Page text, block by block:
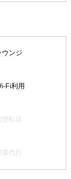
ウンジ
Fi利用
便転送
書代行